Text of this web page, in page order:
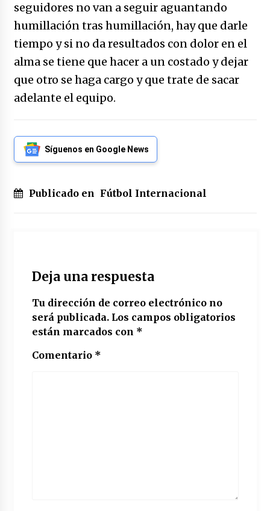
seguidores no van a seguir aguantando
humillación tras humillación, hay que darle
tiempo y si no da resultados con dolor en el
alma se tiene que hacer a un costado y dejar
que otro se haga cargo y que trate de sacar
adelante el equipo.
Síguenos en Google News
Publicado en Fútbol Internacional
Deja una respuesta
Tu dirección de correo electrónico no
será publicada. Los campos obligatorios
están marcados con *
Comentario *